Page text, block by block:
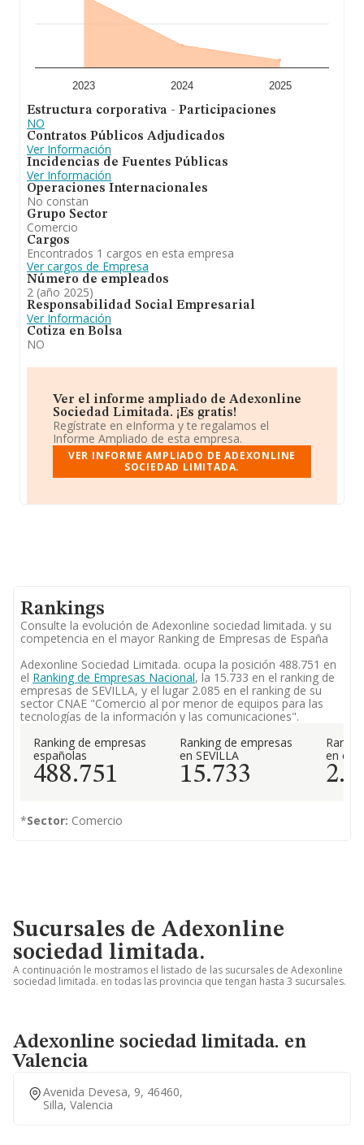
2023 2024 2025
Estructura corporativa - Participaciones
NO
Contratos Públicos Adjudicados
Ver Información
Incidencias de Fuentes Públicas
Ver Información
Operaciones Internacionales
No constan
Grupo Sector
Comercio
Cargos
Encontrados 1 cargos en esta empresa
Ver cargos de Empresa
Número de empleados
2 (año 2025)
Responsabilidad Social Empresarial
Ver Información
Cotiza en Bolsa
NO
Ver el informe ampliado de Adexonline
Sociedad Limitada. ¡Es gratis!
Regístrate en eInforma y te regalamos el
Informe Ampliado de esta empresa.
VER INFORME AMPLIADO DE ADEXONLINE
SOCIEDAD LIMITADA.
Rankings
Consulte la evolución de Adexonline sociedad limitada. y su
competencia en el mayor Ranking de Empresas de España
Adexonline Sociedad Limitada. ocupa la posición 488.751 en
el Ranking de Empresas Nacional, la 15.733 en el ranking de
empresas de SEVILLA, y el lugar 2.085 en el ranking de su
sector CNAE "Comercio al por menor de equipos para las
tecnologías de la información y las comunicaciones".
Ranking de empresas
españolas
488.751
Ranking de empresas
en SEVILLA
15.733
en el
*Sector: Comercio
Sucursales de Adexonline
sociedad limitada.
A continuación le mostramos el listado de las sucursales de Adexonline
sociedad limitada. en todas las provincia que tengan hasta 3 sucursales.
Adexonline sociedad limitada. en
Valencia
Avenida Devesa, 9, 46460,
Silla, Valencia